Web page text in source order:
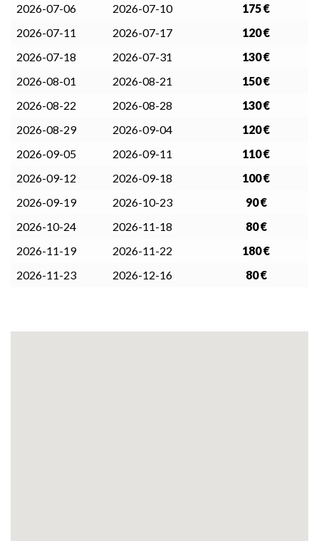
2026-07-06
2026-07-10
175 €
2026-07-11
2026-07-17
120 €
2026-07-18
2026-07-31
130 €
2026-08-01
2026-08-21
150 €
2026-08-22
2026-08-28
130 €
2026-08-29
2026-09-04
120 €
2026-09-05
2026-09-11
110 €
2026-09-12
2026-09-18
100 €
2026-09-19
2026-10-23
90 €
2026-10-24
2026-11-18
80 €
2026-11-19
2026-11-22
180 €
2026-11-23
2026-12-16 80 €